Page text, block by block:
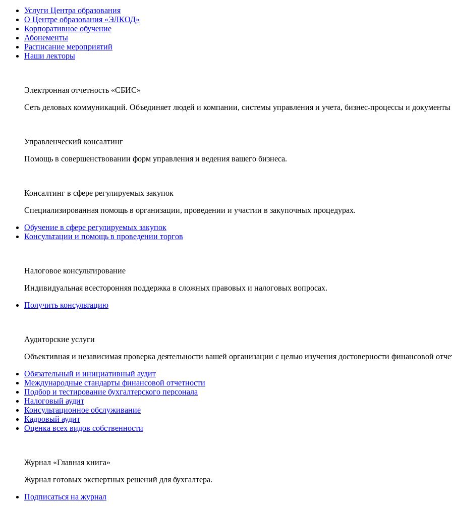
Услуги Центра образования
О Центре образования «ЭЛКОД»
Корпоративное обучение
Абонементы
Расписание мероприятий
Наши лекторы
Электронная отчетность «СБИС»
Сеть деловых коммуникаций. Объединяет людей и компании, системы управления и учета, бизнес-процессы и документы
Управленческий консалтинг
Помощь в совершенствовании форм управления и ведения вашего бизнеса.
Консалтинг в сфере регулируемых закупок
Специализированная помощь в организации, проведении и участии в закупочных процедурах.
Обучение в сфере регулируемых закупок
Консультации и помощь в проведении торгов
Налоговое консультирование
Индивидуальная всесторонняя поддержка в сложных правовых и налоговых вопросах.
Получить консультацию
Аудиторские услуги
Объективная и независимая проверка деятельности вашей организации с целью изучения достоверности финансовой
Обязательный и инициативный аудит
Международные стандарты финансовой отчетности
Подбор и тестирование бухгалтерского персонала
Налоговый аудит
Консультационное обслуживание
Кадровый аудит
Оценка всех видов собственности
Журнал «Главная книга»
Журнал готовых экспертных решений для бухгалтера.
Подписаться на журнал